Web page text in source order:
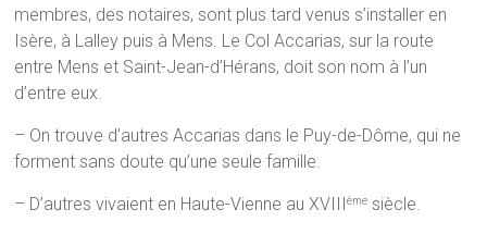
membres, des notaires, sont plus tard venus s’installer en
Isère, à Lalley puis à Mens. Le Col Accarias, sur la route
entre Mens et Saint-Jean-d’Hérans, doit son nom à l’un
d’entre eux.
– On trouve d’autres Accarias dans le Puy-de-Dôme, qui ne
forment sans doute qu’une seule famille.
– D’autres vivaient en Haute-Vienne au XVIIIème siècle.